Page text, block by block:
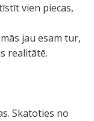
vien piecas,
jau esam tur,
realitātē.
Skatoties no